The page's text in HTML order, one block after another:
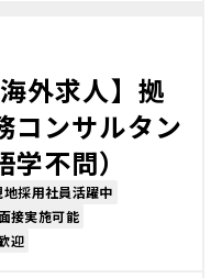
外求人】拠
コンサルタン
不問）
地採用社員活躍中
接実施可能
迎